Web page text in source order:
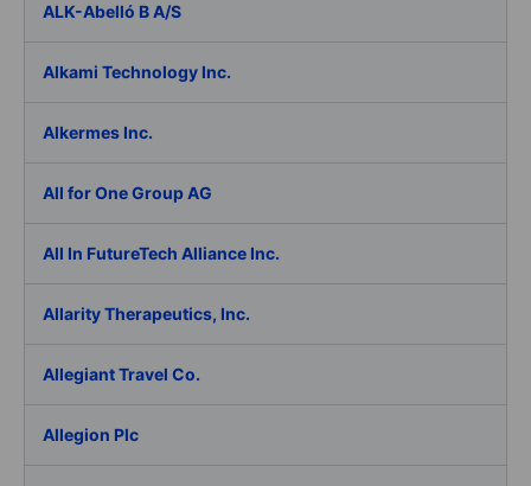
ALK-Abelló B A/S
Alkami Technology Inc.
Alkermes Inc.
All for One Group AG
All In FutureTech Alliance Inc.
Allarity Therapeutics, Inc.
Allegiant Travel Co.
Allegion Plc